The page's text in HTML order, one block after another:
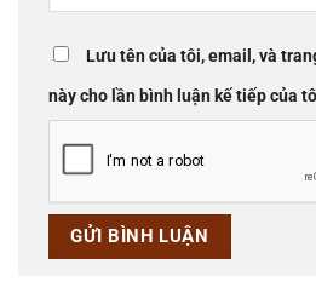
Lưu tên của tôi, email, và
này cho lần bình luận kế tiếp của